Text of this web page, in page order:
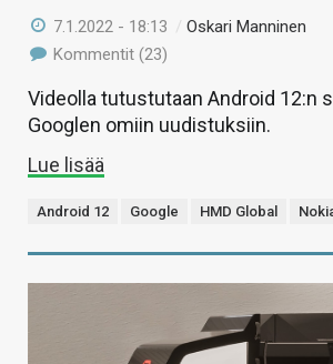
7.1.2022 - 18:13 /Oskari Manninen
Kommentit (23)
Videolla tutustutaan Android 12:n
Googlen omiin uudistuksiin.
Lue lisää
Android 12 Google HMD Global